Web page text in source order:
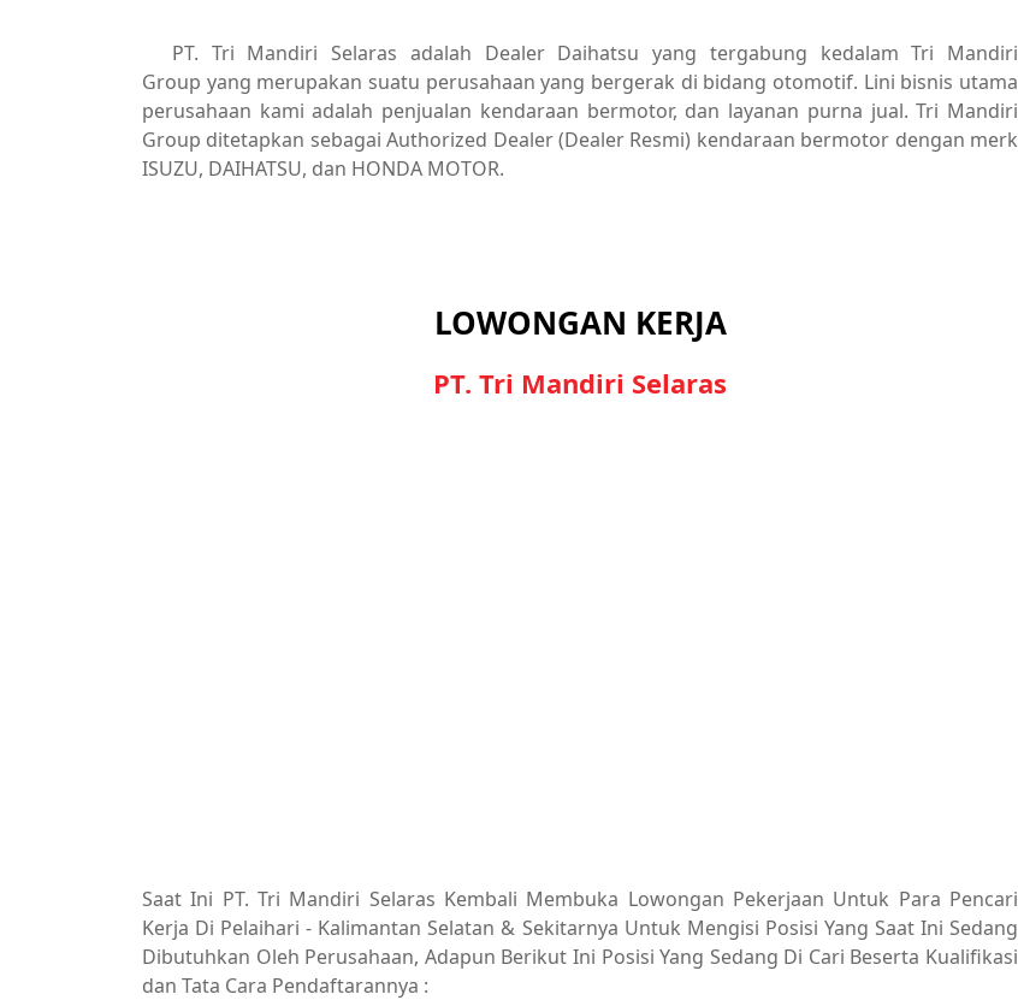
PT. Tri Mandiri Selaras adalah Dealer Daihatsu yang tergabung kedalam Tri Mandiri
Group yang merupakan suatu perusahaan yang bergerak di bidang otomotif. Lini bisnis utama
perusahaan kami adalah penjualan kendaraan bermotor, dan layanan purna jual. Tri Mandiri
Group ditetapkan sebagai Authorized Dealer (Dealer Resmi) kendaraan bermotor dengan merk
ISUZU, DAIHATSU, dan HONDA MOTOR.
LOWONGAN KERJA
PT. Tri Mandiri Selaras
Saat Ini PT. Tri Mandiri Selaras Kembali Membuka Lowongan Pekerjaan Untuk Para Pencari
Kerja Di Pelaihari - Kalimantan Selatan & Sekitarnya Untuk Mengisi Posisi Yang Saat Ini Sedang
Dibutuhkan Oleh Perusahaan, Adapun Berikut Ini Posisi Yang Sedang Di Cari Beserta Kualifikasi
dan Tata Cara Pendaftarannya :